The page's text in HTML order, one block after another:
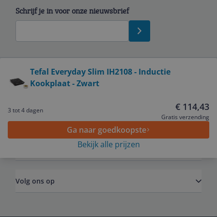
Tefal Everyday Slim IH2108 - Inductie
Kookplaat - Zwart
3 tot 4 dagen € 114,43
Gratis verzending
Ga naar goedkoopste
Bekijk alle prijzen
Schrijf je in voor onze nieuwsbrief
Service
Algemeen
Volg ons op